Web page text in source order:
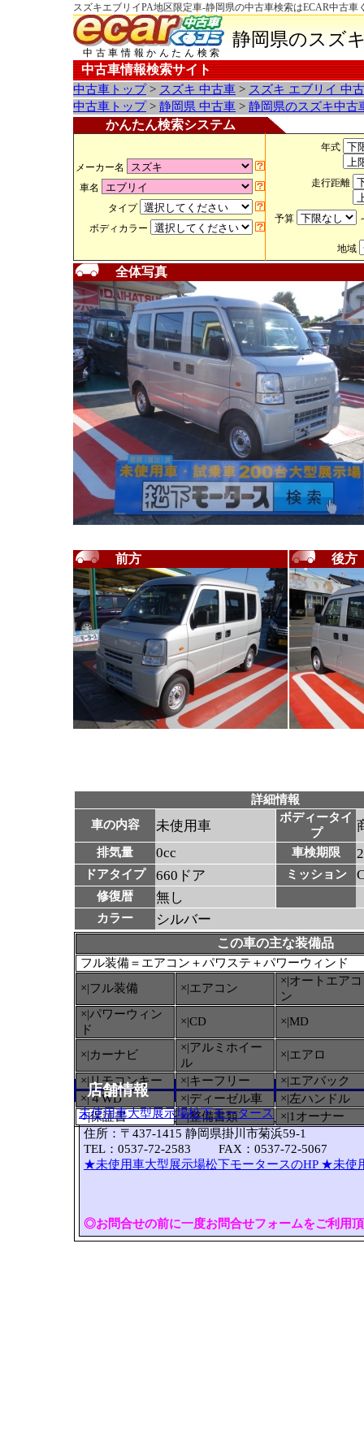
スズキエブリイPA地区限定車-静岡県の中古車検索はECAR中古車
中古車情報かんたん検索
静岡県のスズ
中古車情報検索サイト
中古車トップ> スズキ 中古車 > スズキ エブリイ 中
中古車トップ> 静岡県 中古車 > 静岡県のスズキ中古
かんたん検索システム
メーカー名
車名
タイプ
ボディカラー
年式
走行距離
予算
地域
全体写真
前方 後方
詳細情報
車の内容
未使用車
ボディータイ
プ
排気量 0cc 車検期限
ドアタイプ 660ドア ミッション
修復暦 無し
カラー シルバー
この車の主な装備品
フル装備＝エアコン＋パワステ＋パワーウィンド
×|フル装備
×|エアコン
×|オートエアコ
ン
×|パワーウィン
ド
×|CD ×|MD
×|カーナビ
×|アルミホイー
ル
×|エアロ
×|リモコンキー
×|キーフリー
×|エアバック
×|４WD
×|ディーゼル車
×|左ハンドル
○|保証書 ×|整備書類 ×|1オーナー
店舗情報
未使用車大型展示場松下モータース
住所：〒437-1415 静岡県掛川市菊浜59-1
TEL：0537-72-2583 FAX：0537-72-5067
★未使用車大型展示場松下モータースのHP ★未使
◎お問合せの前に一度お問合せフォームをご利用